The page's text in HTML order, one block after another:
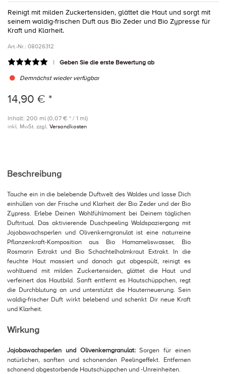
Reinigt mit milden Zuckertensiden, glättet die Haut und sorgt mit
seinem waldig-frischen Duft aus Bio Zeder und Bio Zypresse für
Kraft und Klarheit.
Art.-Nr.: 08026312
Geben Sie die erste Bewertung ab
Demnächst wieder verfügbar
14,90 € *
Inhalt: 200 ml (0,07 € * / 1 ml)
inkl. MwSt. zzgl. Versandkosten
Beschreibung
Tauche ein in die belebende Duftwelt des Waldes und lasse Dich
einhüllen von der Frische und Klarheit der Bio Zeder und der Bio
Zypress. Erlebe Deinen Wohlfühlmoment bei Deinem täglichen
Duftritual. Das aktivierende Duschpeeling Waldspaziergang mit
Jojobawachsperlen und Olivenkerngranulat ist eine naturreine
Pflanzenkraft-Komposition aus Bio Hamameliswasser, Bio
Rosmarin Extrakt und Bio Schachtelhalmkraut Extrakt. In die
feuchte Haut massiert und danach gut abgespült, reinigt es
wohltuend mit milden Zuckertensiden, glättet die Haut und
verfeinert das Hautbild. Sanft entfernt es Hautschüppchen, regt
die Durchblutung an und unterstützt die Hauterneuerung. Sein
waldig-frischer Duft wirkt belebend und schenkt Dir neue Kraft
und Klarheit.
Wirkung
Jojobawachsperlen und Olivenkerngranulat:Sorgen für einen
natürlichen, sanften und schonenden Peelingeffekt. Entfernen
schonend abgestorbende Hautschüppchen und -Unreinheiten.